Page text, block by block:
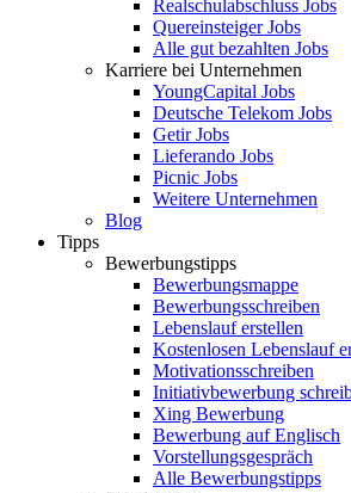
Realschulabschluss Jobs
Quereinsteiger Jobs
Alle gut bezahlten Jobs
Karriere bei Unternehmen
YoungCapital Jobs
Deutsche Telekom Jobs
Getir Jobs
Lieferando Jobs
Picnic Jobs
Weitere Unternehmen
Blog
Tipps
Bewerbungstipps
Bewerbungsmappe
Bewerbungsschreiben
Lebenslauf erstellen
Kostenlosen Lebenslauf
Motivationsschreiben
Initiativbewerbung
Xing Bewerbung
Bewerbung auf Englisch
Vorstellungsgespräch
Alle Bewerbungstipps